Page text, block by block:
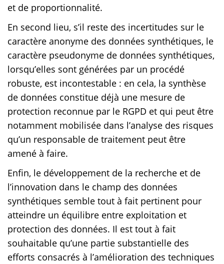
et de proportionnalité.
En second lieu, s’il reste des incertitudes sur le
caractère anonyme des données synthétiques, le
caractère pseudonyme de données synthétiques,
lorsqu’elles sont générées par un procédé
robuste, est incontestable : en cela, la synthèse
de données constitue déjà une mesure de
protection reconnue par le RGPD et qui peut être
notamment mobilisée dans l’analyse des risques
qu’un responsable de traitement peut être
amené à faire.
Enfin, le développement de la recherche et de
l’innovation dans le champ des données
synthétiques semble tout à fait pertinent pour
atteindre un équilibre entre exploitation et
protection des données. Il est tout à fait
souhaitable qu’une partie substantielle des
efforts consacrés à l’amélioration des techniques